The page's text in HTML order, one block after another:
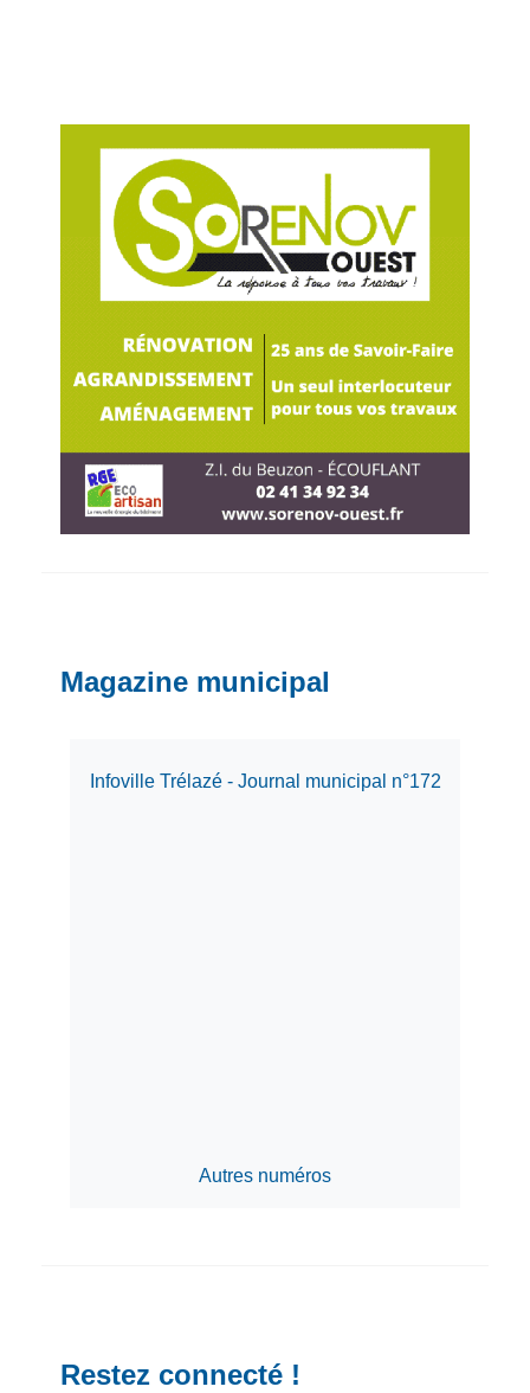
Magazine municipal
Infoville Trélazé - Journal municipal n°172
Autres numéros
Restez connecté !